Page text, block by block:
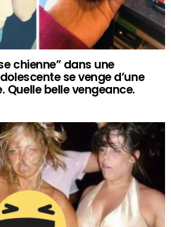
chienne” dans une
se venge d’une
belle vengeance.